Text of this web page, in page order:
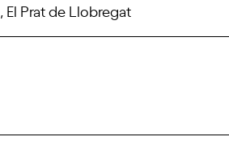
El Prat de Llobregat